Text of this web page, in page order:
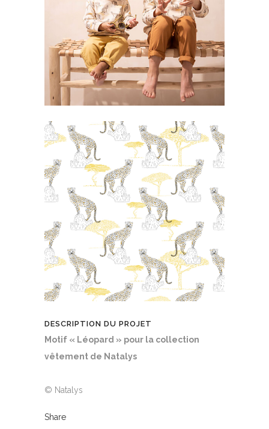
DESCRIPTION DU PROJET
Motif « Léopard » pour la collection
vêtement de Natalys
© Natalys
Share